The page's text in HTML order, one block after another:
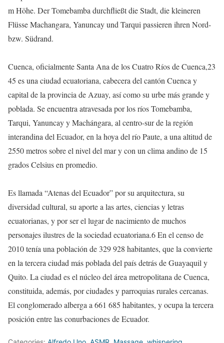
m Höhe. Der Tomebamba durchfließt die Stadt, die kleineren
Flüsse Machangara, Yanuncay und Tarqui passieren ihren Nord-
bzw. Südrand.
Cuenca, oficialmente Santa Ana de los Cuatro Ríos de Cuenca,2​3​
4​5​ es una ciudad ecuatoriana, cabecera del cantón Cuenca y
capital de la provincia de Azuay, así como su urbe más grande y
poblada. Se encuentra atravesada por los ríos Tomebamba,
Tarqui, Yanuncay y Machángara, al centro-sur de la región
interandina del Ecuador, en la hoya del río Paute, a una altitud de
2550 metros sobre el nivel del mar y con un clima andino de 15
grados Celsius en promedio.
Es llamada “Atenas del Ecuador” por su arquitectura, su
diversidad cultural, su aporte a las artes, ciencias y letras
ecuatorianas, y por ser el lugar de nacimiento de muchos
personajes ilustres de la sociedad ecuatoriana.6​ En el censo de
2010 tenía una población de 329 928 habitantes, que la convierte
en la tercera ciudad más poblada del país detrás de Guayaquil y
Quito. La ciudad es el núcleo del área metropolitana de Cuenca,
constituida, además, por ciudades y parroquias rurales cercanas.
El conglomerado alberga a 661 685 habitantes, y ocupa la tercera
posición entre las conurbaciones de Ecuador.